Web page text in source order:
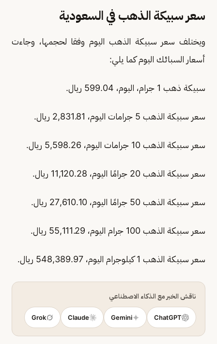
سعر سبيكة الذهب في السعودية
ويختلف سعر سبيكة الذهب اليوم وفقا لحجمها، وجاءت
أسعار السبائك اليوم كما يلي:
سبيكة ذهب 1 جرام، اليوم، 599.04 ريال.
سعر سبيكة الذهب 5 جرامات اليوم، 2,831.81 ريال.
سعر سبيكة الذهب 10 جرامات اليوم، 5,598.26 ريال.
سعر سبيكة الذهب 20 جرامًا اليوم، 11,120.28 ريال.
سعر سبيكة الذهب 50 جرامًا اليوم، 27,610.10 ريال.
سعر سبيكة الذهب 100 جرام اليوم، 55,111.29 ريال.
سعر سبيكة الذهب 1 كيلوجرام اليوم، 548,389.97 ريال.
ناقش الخبر مع الذكاء الاصطناعي
ChatGPT
Gemini
Claude
Grok